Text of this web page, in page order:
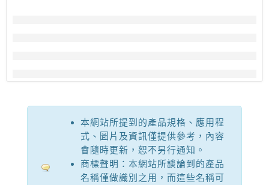
本網站所提到的產品規格、應用程
式、圖片及資訊僅提供參考，內容
會隨時更新，恕不另行通知。
商標聲明：本網站所談論到的產品
名稱僅做識別之用，而這些名稱可